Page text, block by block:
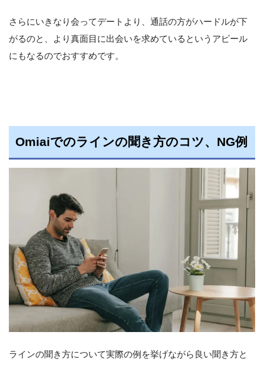
さらにいきなり会ってデートより、通話の方がハードルが下
がるのと、より真面目に出会いを求めているというアピール
にもなるのでおすすめです。
Omiaiでのラインの聞き方のコツ、NG例
ラインの聞き方について実際の例を挙げながら良い聞き方と